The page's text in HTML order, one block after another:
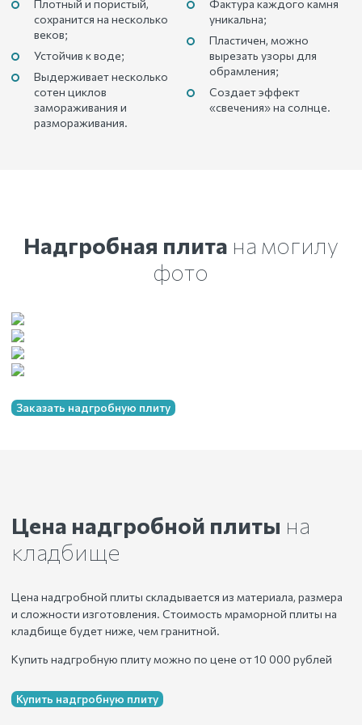
Плотный и пористый,
сохранится на несколько
веков;
Устойчив к воде;
Выдерживает несколько
сотен циклов
замораживания и
размораживания.
Фактура каждого камня
уникальна;
Пластичен, можно
вырезать узоры для
обрамления;
Создает эффект
«свечения» на солнце.
Надгробная плита на могилу
фото
Заказать надгробную плиту
Цена надгробной плиты на
кладбище
Цена надгробной плиты складывается из материала, размера
и сложности изготовления. Стоимость мраморной плиты на
кладбище будет ниже, чем гранитной.
Купить надгробную плиту можно по цене от 10 000 рублей
Купить надгробную плиту